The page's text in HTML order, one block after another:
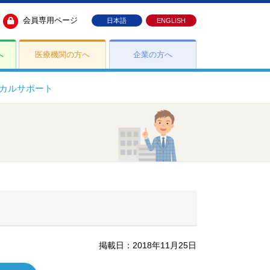
会員専用ページ 日本語 ENGLISH
医療機関の方へ 企業の方へ
ルサポート
掲載日：2018年11月25日